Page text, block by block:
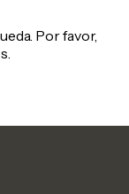
Por favor,